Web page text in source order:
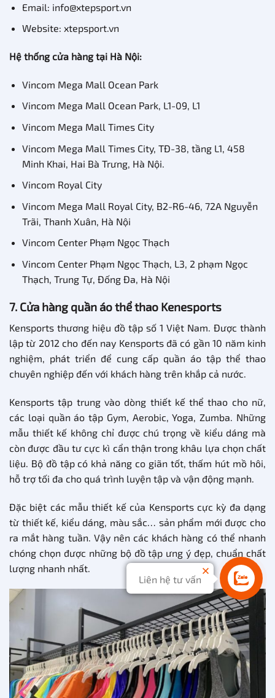
Email: info@xtepsport.vn
Website: xtepsport.vn
Hệ thống cửa hàng tại Hà Nội:
Vincom Mega Mall Ocean Park
Vincom Mega Mall Ocean Park, L1-09, L1
Vincom Mega Mall Times City
Vincom Mega Mall Times City, TĐ-38, tầng L1, 458
Minh Khai, Hai Bà Trưng, Hà Nội.
Vincom Royal City
Vincom Mega Mall Royal City, B2-R6-46, 72A Nguyễn
Trãi, Thanh Xuân, Hà Nội
Vincom Center Phạm Ngọc Thạch
Vincom Center Phạm Ngọc Thạch, L3, 2 phạm Ngọc
Thạch, Trung Tự, Đống Đa, Hà Nội
7. Cửa hàng quần áo thể thao Kenesports
Kensports thương hiệu đồ tập số 1 Việt Nam. Được thành
lập từ 2012 cho đến nay Kensports đã có gần 10 năm kinh
nghiệm, phát triển để cung cấp quần áo tập thể thao
chuyên nghiệp đến với khách hàng trên khắp cả nước.
Kensports tập trung vào dòng thiết kế thể thao cho nữ,
các loại quần áo tập Gym, Aerobic, Yoga, Zumba. Những
mẫu thiết kế không chỉ được chú trọng về kiểu dáng mà
còn được đầu tư cực kì cẩn thận trong khâu lựa chọn chất
liệu. Bộ đồ tập có khả năng co giãn tốt, thấm hút mồ hôi,
hỗ trợ tối đa cho quá trình luyện tập và vận động mạnh.
Đặc biệt các mẫu thiết kế của Kensports cực kỳ đa dạng
từ thiết kế, kiểu dáng, màu sắc… sản phẩm mới được cho
ra mắt hàng tuần. Vậy nên các khách hàng có thể nhanh
chóng chọn được những bộ đồ tập ưng ý đẹp, chuẩn chất
lượng nhanh nhất.
Liên hệ tư vấn